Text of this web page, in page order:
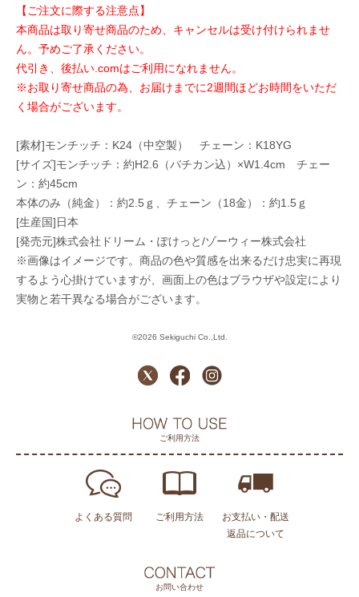
【ご注文に際する注意点】
本商品は取り寄せ商品のため、キャンセルは受け付けられませ
ん。予めご了承ください。
代引き、後払い.comはご利用になれません。
※お取り寄せ商品の為、お届けまでに2週間ほどお時間をいただ
く場合がございます。
[素材]モンチッチ：K24（中空製） チェーン：K18YG
[サイズ]モンチッチ：約H2.6（バチカン込）×W1.4cm チェー
ン：約45cm
本体のみ（純金）：約2.5ｇ、チェーン（18金）：約1.5ｇ
[生産国]日本
[発売元]株式会社ドリーム・ぽけっと/ゾーウィー株式会社
※画像はイメージです。商品の色や質感を出来るだけ忠実に再現
するよう心掛けていますが、画面上の色はブラウザや設定により
実物と若干異なる場合がございます。
©2026 Sekiguchi Co.,Ltd.
お問い合わせ
ご利用方法
よくある質問 ご利用方法
お支払い・配送
返品について